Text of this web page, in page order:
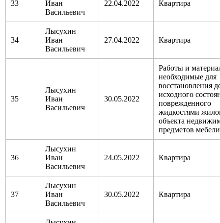
33
Иван
Васильевич
22.04.2022 Квартира
34
Лысухин
Иван
Васильевич
27.04.2022 Квартира
35
Лысухин
Иван
Васильевич
30.05.2022
Работы и
необходимые для
восстановления
исходного
поврежденного
жидкостями
объекта
предметов мебели
36
Лысухин
Иван
Васильевич
24.05.2022 Квартира
37
Лысухин
Иван
Васильевич
30.05.2022 Квартира